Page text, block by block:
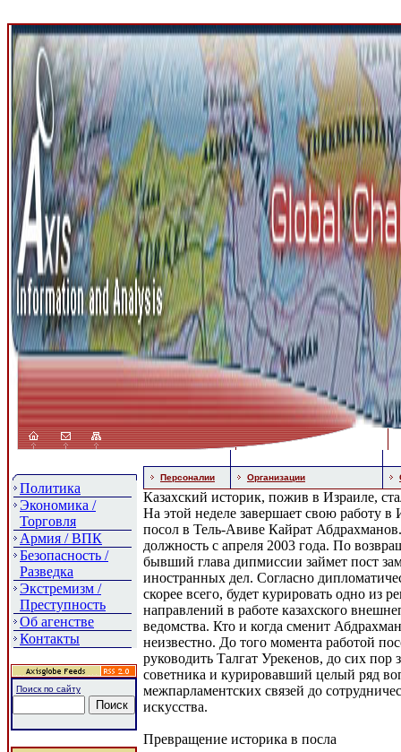
Политика
Экономика /
Торговля
Армия / ВПК
Безопасность /
Разведка
Экстремизм /
Преступность
Об агенстве
Контакты
Поиск по сайту
Персоналии Организации
Казахский историк, пожив в Израиле,
На этой неделе завершает свою работу в
посол в Тель-Авиве Кайрат
должность с апреля 2003 года. По
бывший глава дипмиссии займет пост
иностранных дел. Согласно
скорее всего, будет курировать одно из
направлений в работе казахского
ведомства. Кто и когда сменит
неизвестно. До того момента работой
руководить Талгат Урекенов, до сих
советника и курировавший целый ряд
межпарламентских связей до
искусства.
Превращение историка в посла